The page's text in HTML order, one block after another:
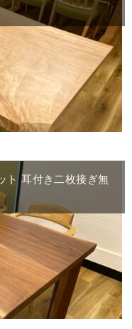
ト 耳付き二枚接ぎ無